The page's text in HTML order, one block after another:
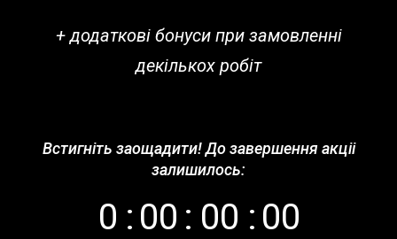
+ додаткові бонуси при замовленні
декількох робіт
Встигніть заощадити! До завершення акціі
залишилось:
0 : 00 : 00 : 00